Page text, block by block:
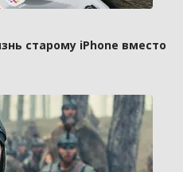
старому iPhone вместо